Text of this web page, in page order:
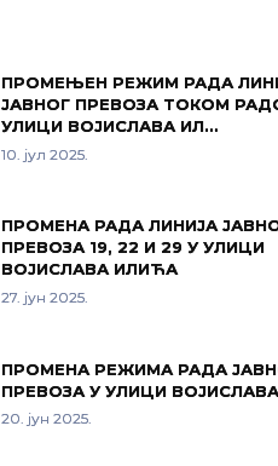
ПРОМЕЊЕН РЕЖИМ РАДА
ЈАВНОГ ПРЕВОЗА ТОКОМ
УЛИЦИ ВОЈИСЛАВА ИЛ…
10. јул 2025.
ПРОМЕНА РАДА ЛИНИЈА
ПРЕВОЗА 19, 22 И 29 У УЛИЦИ
ВОЈИСЛАВА ИЛИЋА
27. јун 2025.
ПРОМЕНА РЕЖИМА РАДА
ПРЕВОЗА У УЛИЦИ
20. јун 2025.